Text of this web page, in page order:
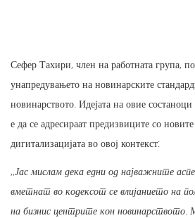
Сефер Тахири, член на работната група,
унапредувањето на новинарските
новинарството. Идејата на овие
е да се адресираат предизвиците со
дигитализацијата во овој контекст:
,,Јас мислам дека едни од најважните
вметнат во кодексот се влијанието на
на бизнис центрите кон новинарството.